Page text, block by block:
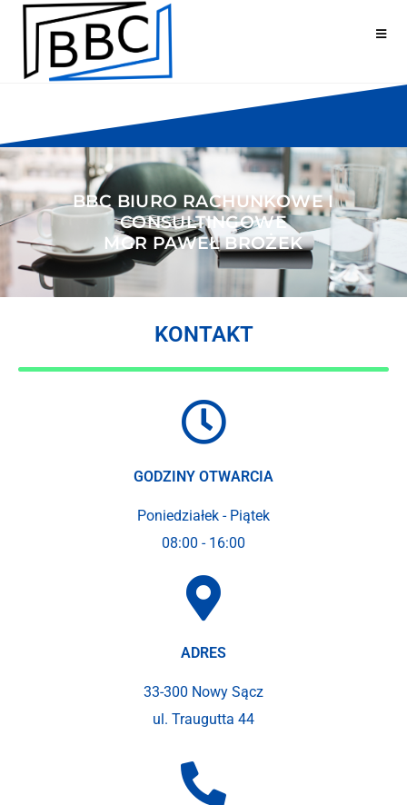
BBC BIURO RACHUNKOWE I
CONSULTINGOWE
MGR PAWEŁ BROŻEK
KONTAKT
GODZINY OTWARCIA
Poniedziałek - Piątek
08:00 - 16:00
ADRES
33-300 Nowy Sącz
ul. Traugutta 44